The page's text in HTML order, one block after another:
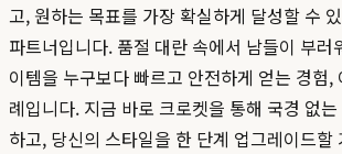
고, 원하는 목표를 가장 확실하게 달성할 수
파트너입니다. 품절 대란 속에서 남들이 부
이템을 누구보다 빠르고 안전하게 얻는 경험,
례입니다. 지금 바로 크로켓을 통해 국경 없
하고, 당신의 스타일을 한 단계 업그레이드할